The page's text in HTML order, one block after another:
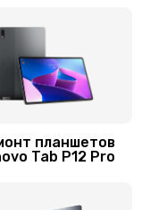
планшетов
Tab P12 Pro